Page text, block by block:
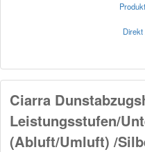
Ciarra
Leistungsstufen/
(Abluft/Umluft) /